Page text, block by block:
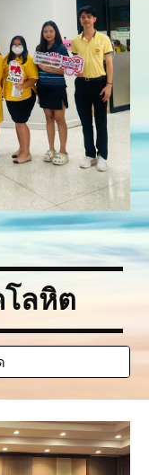
ลหิต